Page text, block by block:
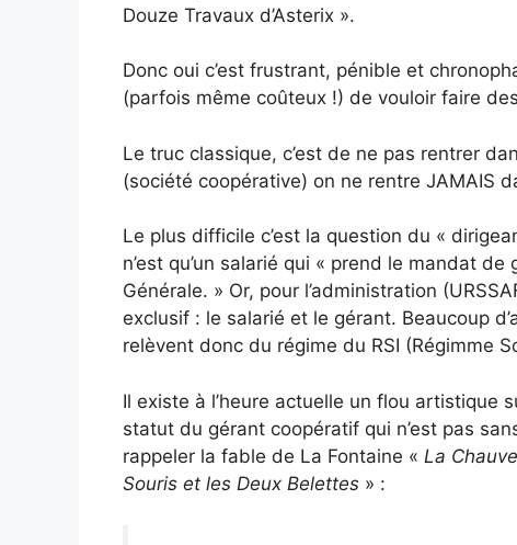
Douze Travaux d’Asterix ».
Donc oui c’est frustrant, pénible et
(parfois même coûteux !) de vouloir faire
Le truc classique, c’est de ne pas rentrer
(société coopérative) on ne rentre JAMAIS
Le plus difficile c’est la question du «
n’est qu’un salarié qui « prend le mandat de
Générale. » Or, pour l’administration
exclusif : le salarié et le gérant. Beaucoup
relèvent donc du régime du RSI (Régimme
Il existe à l’heure actuelle un flou artistique
statut du gérant coopératif qui n’est pas
rappeler la fable de La Fontaine « La
Souris et les Deux Belettes » :